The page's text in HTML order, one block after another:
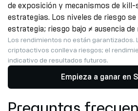
de exposición y mecanismos de
estrategias. Los niveles de riesgo se
estrategia; riesgo bajo ≠ ausencia de
Los rendimientos no están garantizados.
criptoactivos conlleva riesgos; el
indicativo de resultados futuros.
Empieza a ganar en